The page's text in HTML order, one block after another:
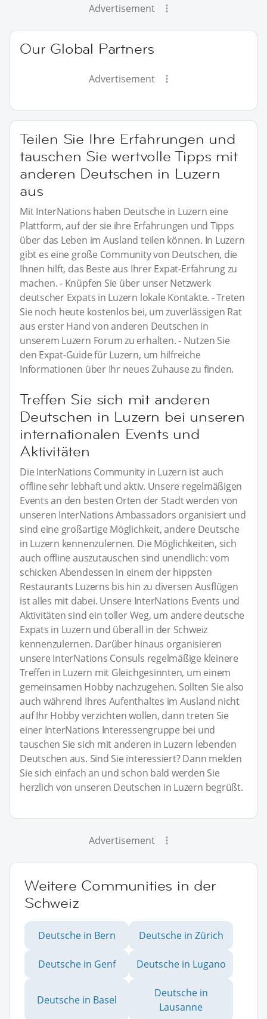
Advertisement
Our Global Partners
Advertisement
Teilen Sie Ihre Erfahrungen und
tauschen Sie wertvolle Tipps mit
anderen Deutschen in Luzern
aus
Mit InterNations haben Deutsche in Luzern eine
Plattform, auf der sie ihre Erfahrungen und Tipps
über das Leben im Ausland teilen können. In Luzern
gibt es eine große Community von Deutschen, die
Ihnen hilft, das Beste aus Ihrer Expat-Erfahrung zu
machen. - Knüpfen Sie über unser Netzwerk
deutscher Expats in Luzern lokale Kontakte. - Treten
Sie noch heute kostenlos bei, um zuverlässigen Rat
aus erster Hand von anderen Deutschen in
unserem Luzern Forum zu erhalten. - Nutzen Sie
den Expat-Guide für Luzern, um hilfreiche
Informationen über Ihr neues Zuhause zu finden.
Treffen Sie sich mit anderen
Deutschen in Luzern bei unseren
internationalen Events und
Aktivitäten
Die InterNations Community in Luzern ist auch
offline sehr lebhaft und aktiv. Unsere regelmäßigen
Events an den besten Orten der Stadt werden von
unseren InterNations Ambassadors organisiert und
sind eine großartige Möglichkeit, andere Deutsche
in Luzern kennenzulernen. Die Möglichkeiten, sich
auch offline auszutauschen sind unendlich: vom
schicken Abendessen in einem der hippsten
Restaurants Luzerns bis hin zu diversen Ausflügen
ist alles mit dabei. Unsere InterNations Events und
Aktivitäten sind ein toller Weg, um andere deutsche
Expats in Luzern und überall in der Schweiz
kennenzulernen. Darüber hinaus organisieren
unsere InterNations Consuls regelmäßige kleinere
Treffen in Luzern mit Gleichgesinnten, um einem
gemeinsamen Hobby nachzugehen. Sollten Sie also
auch während Ihres Aufenthaltes im Ausland nicht
auf Ihr Hobby verzichten wollen, dann treten Sie
einer InterNations Interessengruppe bei und
tauschen Sie sich mit anderen in Luzern lebenden
Deutschen aus. Sind Sie interessiert? Dann melden
Sie sich einfach an und schon bald werden Sie
herzlich von unseren Deutschen in Luzern begrüßt.
Advertisement
Weitere Communities in der
Schweiz
Deutsche in Bern Deutsche in Zürich
Deutsche in Genf Deutsche in Lugano
Deutsche in Basel
Deutsche in
Lausanne